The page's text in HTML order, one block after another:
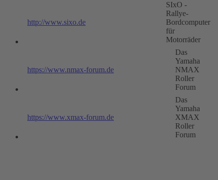
http://www.sixo.de
SIxO -
Rallye-
Bordcomputer
für
Motorräder
https://www.nmax-forum.de
Das
Yamaha
NMAX
Roller
Forum
https://www.xmax-forum.de
Das
Yamaha
XMAX
Roller
Forum